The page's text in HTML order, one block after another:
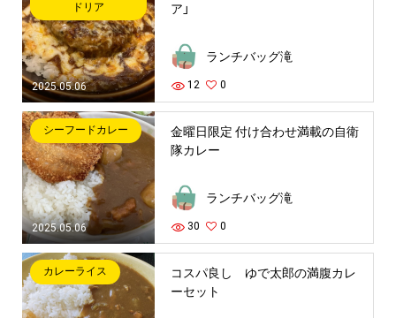
2025.05.06
ドリア
ア」
ランチバッグ滝
12 0
2025.05.06
シーフードカレー
金曜日限定 付け合わせ満載の自衛
隊カレー
ランチバッグ滝
30 0
カレーライス
コスパ良し ゆで太郎の満腹カレ
ーセット